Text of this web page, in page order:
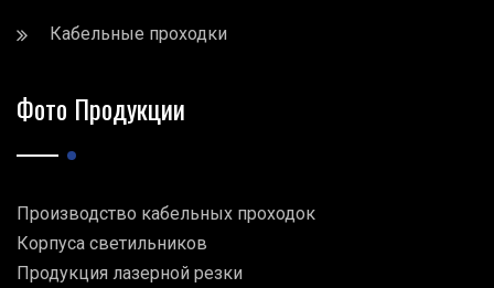
Кабельные проходки
Фото Продукции
Производство кабельных проходок
Корпуса светильников
Продукция лазерной резки